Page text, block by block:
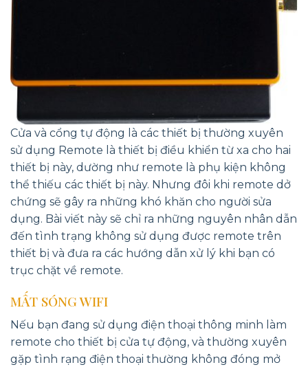
Cửa và cổng tự động là các thiết bị thường xuyên
sử dụng Remote là thiết bị điều khiển từ xa cho hai
thiết bị này, dường như remote là phụ kiện không
thể thiếu các thiết bị này. Nhưng đôi khi remote dở
chứng sẽ gây ra những khó khăn cho người sửa
dụng. Bài viết này sẽ chỉ ra những nguyên nhân dẫn
đến tình trạng không sử dụng được remote trên
thiết bị và đưa ra các hướng dẫn xử lý khi bạn có
trục chặt về remote.
MẤT SÓNG WIFI
Nếu bạn đang sử dụng điện thoại thông minh làm
remote cho thiết bị cửa tự động, và thường xuyên
gặp tình rạng điện thoại thường không đóng mở